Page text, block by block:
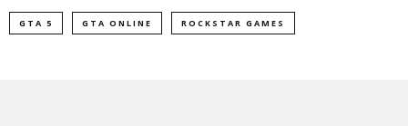
GTA 5 GTA ONLINE ROCKSTAR GAMES